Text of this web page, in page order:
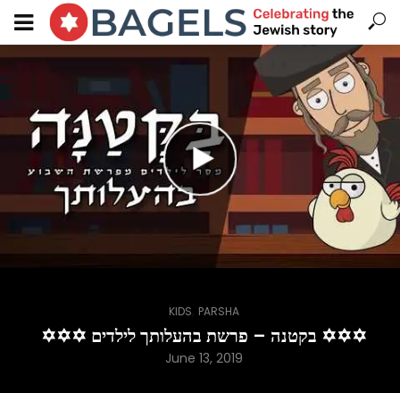
KIDS PARSHA
✡✡✡ בקטנה – פרשת בהעלותך לילדים ✡✡✡
June 13, 2019